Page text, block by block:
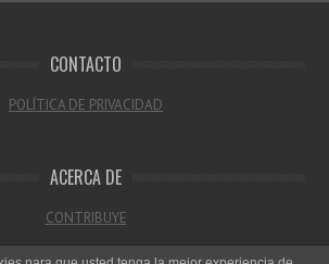
CONTACTO
POLÍTICA DE PRIVACIDAD
ACERCA DE
CONTRIBUYE